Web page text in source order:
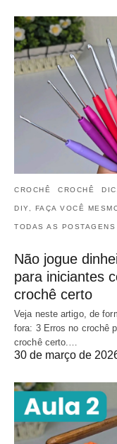
CROCHÊ CROCHÊ
DIY, FAÇA VOCÊ
TODAS AS POSTAGENS
Não jogue
para iniciantes
crochê certo
Veja neste artigo, de
fora: 3 Erros no crochê
crochê certo.…
30 de março de